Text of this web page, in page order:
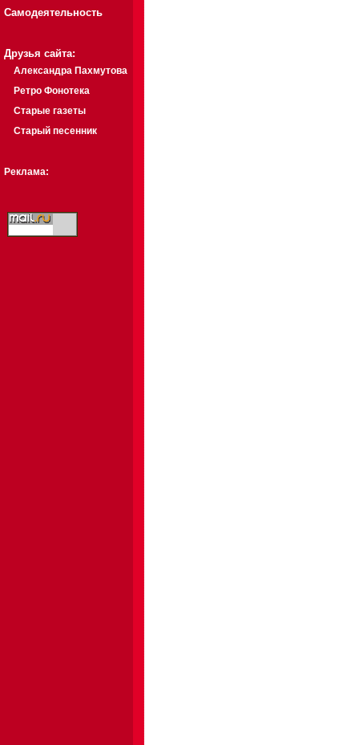
Самодеятельность
Друзья сайта:
Александра Пахмутова
Ретро Фонотека
Старые газеты
Старый песенник
Реклама: